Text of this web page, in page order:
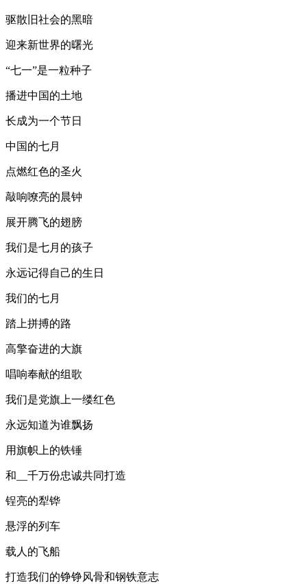
驱散旧社会的黑暗
迎来新世界的曙光
“七一”是一粒种子
播进中国的土地
长成为一个节日
中国的七月
点燃红色的圣火
敲响嘹亮的晨钟
展开腾飞的翅膀
我们是七月的孩子
永远记得自己的生日
我们的七月
踏上拼搏的路
高擎奋进的大旗
唱响奉献的组歌
我们是党旗上一缕红色
永远知道为谁飘扬
用旗帜上的铁锤
和__千万份忠诚共同打造
锃亮的犁铧
悬浮的列车
载人的飞船
打造我们的铮铮风骨和钢铁意志